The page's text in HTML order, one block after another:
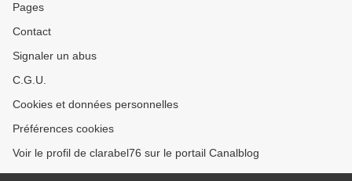
Pages
Contact
Signaler un abus
C.G.U.
Cookies et données personnelles
Préférences cookies
Voir le profil de clarabel76 sur le portail Canalblog